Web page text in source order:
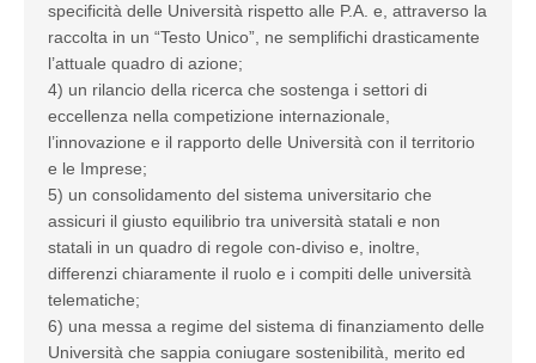
specificità delle Università rispetto alle P.A. e, attraverso la
raccolta in un “Testo Unico”, ne semplifichi drasticamente
l’attuale quadro di azione;
4) un rilancio della ricerca che sostenga i settori di
eccellenza nella competizione internazionale,
l’innovazione e il rapporto delle Università con il territorio
e le Imprese;
5) un consolidamento del sistema universitario che
assicuri il giusto equilibrio tra università statali e non
statali in un quadro di regole con-diviso e, inoltre,
differenzi chiaramente il ruolo e i compiti delle università
telematiche;
6) una messa a regime del sistema di finanziamento delle
Università che sappia coniugare sostenibilità, merito ed